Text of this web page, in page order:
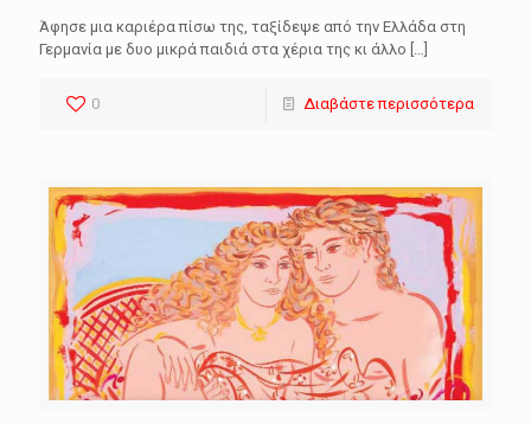
Άφησε μια καριέρα πίσω της, ταξίδεψε από την Ελλάδα στη
Γερμανία με δυο μικρά παιδιά στα χέρια της κι άλλο
0 Διαβάστε περισσότερα